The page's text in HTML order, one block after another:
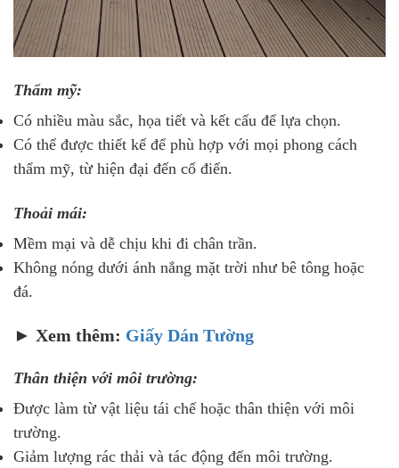
Thẩm mỹ:
Có nhiều màu sắc, họa tiết và kết cấu để lựa chọn.
Có thể được thiết kế để phù hợp với mọi phong cách
thẩm mỹ, từ hiện đại đến cổ điển.
Thoải mái:
Mềm mại và dễ chịu khi đi chân trần.
Không nóng dưới ánh nắng mặt trời như bê tông hoặc
đá.
► Xem thêm: Giấy Dán Tường
Thân thiện với môi trường:
Được làm từ vật liệu tái chế hoặc thân thiện với môi
trường.
Giảm lượng rác thải và tác động đến môi trường.